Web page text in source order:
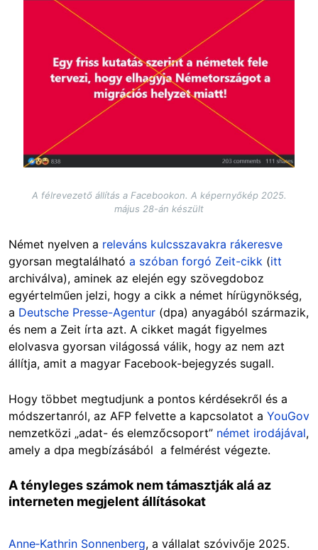
A félrevezető állítás a Facebookon. A képernyőkép 2025.
május 28-án készült
Német nyelven a releváns kulcsszavakra rákeresve
gyorsan megtalálható a szóban forgó Zeit-cikk (itt
archiválva), aminek az elején egy szövegdoboz
egyértelműen jelzi, hogy a cikk a német hírügynökség,
a Deutsche Presse-Agentur (dpa) anyagából származik,
és nem a Zeit írta azt. A cikket magát figyelmes
elolvasva gyorsan világossá válik, hogy az nem azt
állítja, amit a magyar Facebook-bejegyzés sugall.
Hogy többet megtudjunk a pontos kérdésekről és a
módszertanról, az AFP felvette a kapcsolatot a YouGov
nemzetközi „adat- és elemzőcsoport” német irodájával,
amely a dpa megbízásából a felmérést végezte.
A tényleges számok nem támasztják alá az
interneten megjelent állításokat
Anne‑Kathrin Sonnenberg, a vállalat szóvivője 2025.